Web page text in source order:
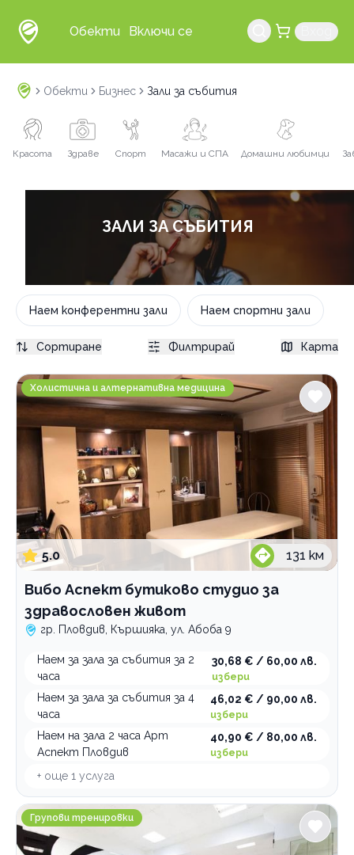
Обекти Включи се
Обекти Бизнес Зали за събития
Красота Здраве Спорт Масажи и СПА Домашни любимци
ЗАЛИ ЗА СЪБИТИЯ
Наем конферентни зали Наем спортни зали
Вибо Аспект бутиково студио за здравословен
Холистична и алтернативна медицина
5.0 131 км
Вибо Аспект бутиково студио за
здравословен живот
гр. Пловдив, Кършияка, ул. Абоба 9
Наем за зала за събития за 2
часа
30,68 € / 60,00 лв.
избери
Наем за зала за събития за 4
часа
46,02 € / 90,00 лв.
избери
Наем на зала 2 часа Арт
Аспект Пловдив
40,90 € / 80,00 лв.
избери
+ още 1 услуга
Спортен клуб Феникс
Групови тренировки
Сортиране Филтрирай Карта
София
Пловдив
Услуги
Наем конферентни зали
зали за събития
Наем спортни зали
зали за танци
Категории
Дигитален маркетинг
Нотариуси и нотариуални услуги
Адвокатски услуги
Счетоводство
Преводи и легализация на документи
Печат, предпечат, довършителни дейности
Проектиране и дизайн
Професионални дезинфекциращи препарати
Зали за събития
Професионални консултации
По домовете